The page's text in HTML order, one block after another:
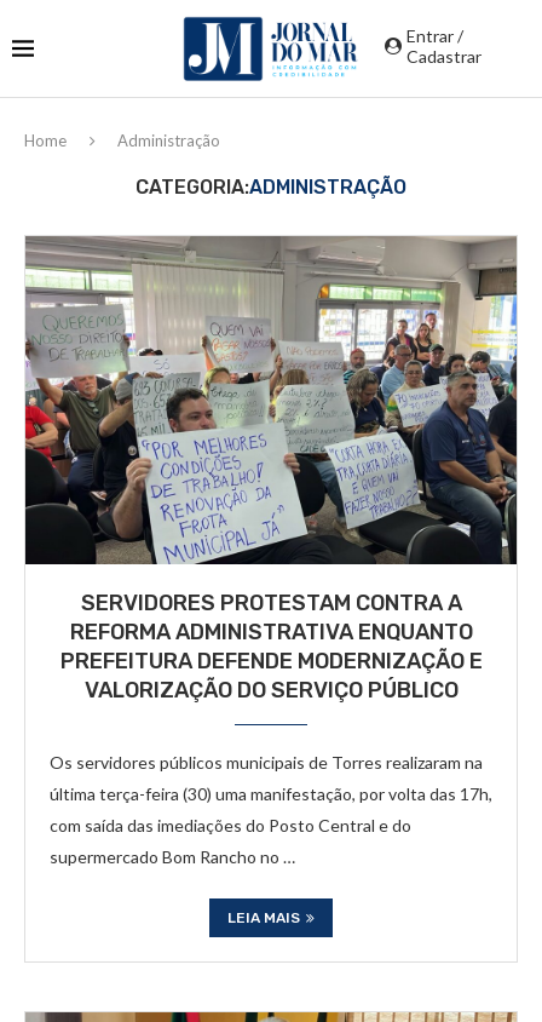
Entrar /
Cadastrar
Home Administração
CATEGORIA:ADMINISTRAÇÃO
SERVIDORES PROTESTAM CONTRA A
REFORMA ADMINISTRATIVA ENQUANTO
PREFEITURA DEFENDE MODERNIZAÇÃO E
VALORIZAÇÃO DO SERVIÇO PÚBLICO
Os servidores públicos municipais de Torres realizaram na
última terça-feira (30) uma manifestação, por volta das 17h,
com saída das imediações do Posto Central e do
supermercado Bom Rancho no …
LEIA MAIS